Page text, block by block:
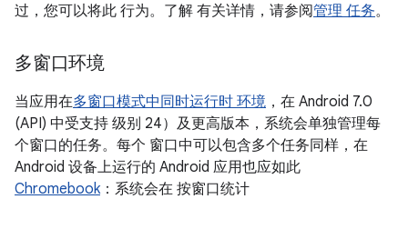
过，您可以将此 行为。了解 有关详情，请参阅管理 任务。
多窗口环境
当应用在多窗口模式中同时运行时 环境 ，在 Android 7.0
(API) 中受支持 级别 24）及更高版本，系统会单独管理每
个窗口的任务。每个 窗口中可以包含多个任务同样，在
Android 设备上运行的 Android 应用也应如此
Chromebook：系统会在 按窗口统计